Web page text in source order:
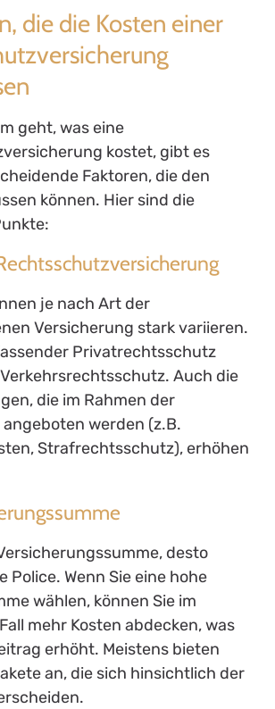
die die Kosten einer
geht, was eine
kostet, gibt es
Faktoren, die den
können. Hier sind die
je nach Art der
Versicherung stark variieren.
Privatrechtsschutz
Auch die
die im Rahmen der
werden (z.B.
Strafrechtsschutz), erhöhen
desto
Police. Wenn Sie eine hohe
wählen, können Sie im
mehr Kosten abdecken, was
erhöht. Meistens bieten
an, die sich hinsichtlich der